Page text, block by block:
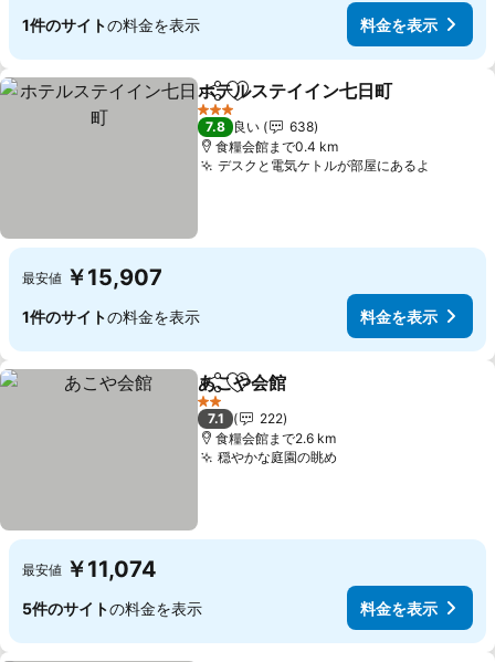
1件のサイトの料金を表示 料金を表示
シェアお気に入りに追加
ホテルステイイン七日町
3 ホテルのランク
7.8 良い
638
食糧会館まで0.4 km
デスクと電気ケトルが部屋にあるよ
最安値 ￥15,907
1件のサイトの料金を表示 料金を表示
シェアお気に入りに追加
あこや会館
2 ホテルのランク
7.1
222
食糧会館まで2.6 km
穏やかな庭園の眺め
最安値 ￥11,074
5件のサイトの料金を表示 料金を表示